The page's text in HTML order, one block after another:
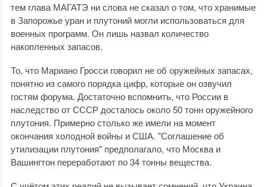
тем глава МАГАТЭ ни слова не сказал о том, что хранимые
в Запорожье уран и плутоний могли использоваться для
военных программ. Он лишь назвал количество
накопленных запасов.
То, что Мариано Гросси говорил не об оружейных запасах,
понятно из самого порядка цифр, которые он озвучил
гостям форума. Достаточно вспомнить, что России в
наследство от СССР досталось около 50 тонн оружейного
плутония. Примерно столько же имели на момент
окончания холодной войны и США. "Соглашение об
утилизации плутония" предполагало, что Москва и
Вашингтон переработают по 34 тонны вещества.